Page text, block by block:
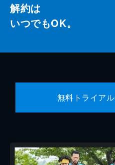
解約は
いつでもOK。
無料トライア